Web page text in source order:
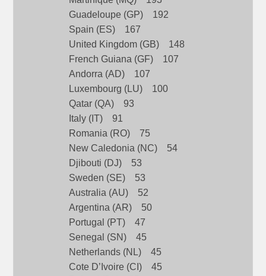
Guadeloupe (GP) 192
Spain (ES) 167
United Kingdom (GB) 148
French Guiana (GF) 107
Andorra (AD) 107
Luxembourg (LU) 100
Qatar (QA) 93
Italy (IT) 91
Romania (RO) 75
New Caledonia (NC) 54
Djibouti (DJ) 53
Sweden (SE) 53
Australia (AU) 52
Argentina (AR) 50
Portugal (PT) 47
Senegal (SN) 45
Netherlands (NL) 45
Cote D’Ivoire (CI) 45